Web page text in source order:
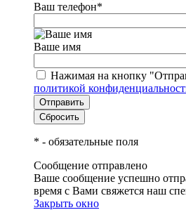
Ваш телефон*
Ваше имя
Нажимая на кнопку
политикой
* - обязательные поля
Сообщение отправлено
Ваше сообщение успешно
время с Вами свяжется наш
Закрыть окно